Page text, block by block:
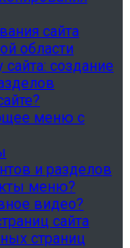
сайта
области
создание
меню с
и разделов
меню?
видео?
сайта
страниц